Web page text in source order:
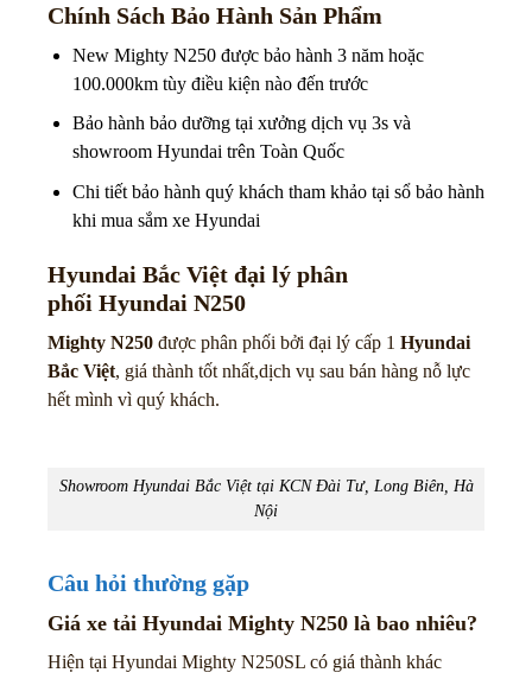
Chính Sách Bảo Hành Sản Phẩm
New Mighty N250 được bảo hành 3 năm hoặc
100.000km tùy điều kiện nào đến trước
Bảo hành bảo dưỡng tại xưởng dịch vụ 3s và
showroom Hyundai trên Toàn Quốc
Chi tiết bảo hành quý khách tham khảo tại sổ bảo hành
khi mua sắm xe Hyundai
Hyundai Bắc Việt đại lý phân
phối Hyundai N250
Mighty N250 được phân phối bởi đại lý cấp 1 Hyundai
Bắc Việt, giá thành tốt nhất,dịch vụ sau bán hàng nỗ lực
hết mình vì quý khách.
Showroom Hyundai Bắc Việt tại KCN Đài Tư, Long Biên, Hà
Nội
Câu hỏi thường gặp
Giá xe tải Hyundai Mighty N250 là bao nhiêu?
Hiện tại Hyundai Mighty N250SL có giá thành khác